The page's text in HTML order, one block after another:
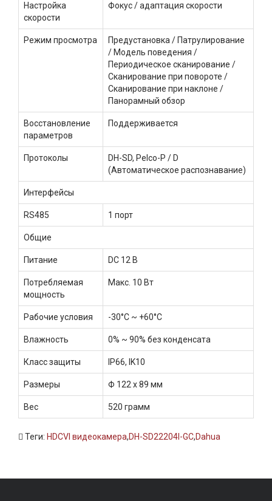
Настройка
скорости
Фокус / адаптация скорости
Режим просмотра
Предустановка / Патрулирование
/ Модель поведения /
Периодическое сканирование /
Сканирование при повороте /
Сканирование при наклоне /
Панорамный обзор
Восстановление
параметров
Поддерживается
Протоколы
DH-SD, Pelco-P / D
(Автоматическое распознавание)
Интерфейсы
RS485 1 порт
Общие
Питание DC 12 В
Потребляемая
мощность
Макс. 10 Вт
Рабочие условия -30°C ~ +60°C
Влажность 0% ~ 90% без конденсата
Класс защиты IP66, IK10
Размеры Ф 122 x 89 мм
Вес 520 грамм
Теги: HDCVI видеокамера,DH-SD22204I-GC,Dahua